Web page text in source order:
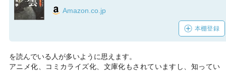
Amazon.co.jp
本棚登録
を読んでいる人が多いように思えます。
アニメ化、コミカライズ化、文庫化もされていますし、知ってい